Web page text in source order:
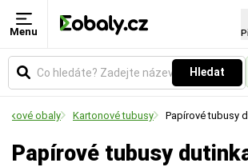
Menu
Hledat
obaly Kartonové tubusy Papírové tubusy
Papírové tubusy
Výška
Rozměry krabic
Formát
Vyberte si produkt podle